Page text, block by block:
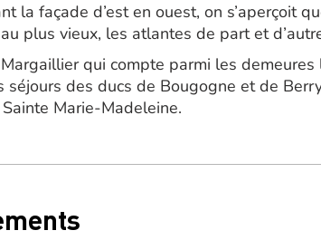
la façade d’est en ouest, on s’aperçoit
plus vieux, les atlantes de part et
qui compte parmi les
séjours des ducs de Bougogne et de
Marie-Madeleine.